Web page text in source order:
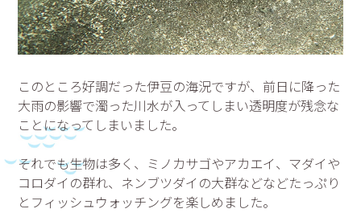
このところ好調だった伊豆の海況ですが、前日に降った
大雨の影響で濁った川水が入ってしまい透明度が残念な
ことになってしまいました。
それでも生物は多く、ミノカサゴやアカエイ、マダイや
コロダイの群れ、ネンブツダイの大群などなどたっぷり
とフィッシュウォッチングを楽しめました。